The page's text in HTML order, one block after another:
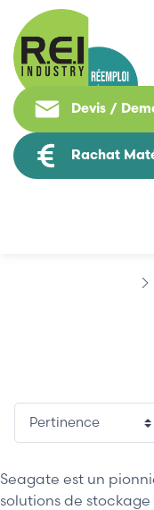
Devis /
Rachat
Seagate est un
solutions de